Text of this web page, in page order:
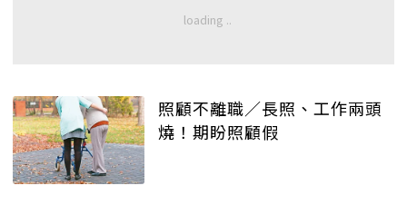
照顧不離職／長照、工作兩頭
燒！期盼照顧假